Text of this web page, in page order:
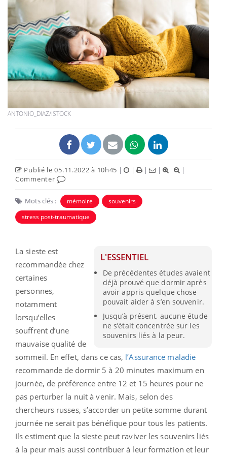
ANTONIO_DIAZ/ISTOCK
Publié le 05.11.2022 à 10h45 | | | |
|
Commenter
Mots clés : mémoire
souvenirs
stress post-traumatique
L'ESSENTIEL
De précédentes études avaient
déjà prouvé que dormir après
avoir appris quelque chose
pouvait aider à s’en souvenir.
Jusqu’à présent, aucune étude
ne s’était concentrée sur les
souvenirs liés à la peur.
La sieste est
recommandée chez
certaines
personnes,
notamment
lorsqu’elles
souffrent d’une
mauvaise qualité de
sommeil. En effet, dans ce cas, l’Assurance maladie
recommande de dormir 5 à 20 minutes maximum en
journée, de préférence entre 12 et 15 heures pour ne
pas perturber la nuit à venir. Mais, selon des
chercheurs russes, s’accorder un petite somme durant
journée ne serait pas bénéfique pour tous les patients.
Ils estiment que la sieste peut raviver les souvenirs liés
à la peur mais aussi contribuer à leur formation et leur